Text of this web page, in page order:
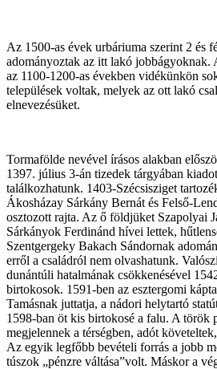
Az 1500-as évek urbáriuma szerint 2 és
adományoztak az itt lakó jobbágyoknak.
az 1100-1200-as években vidékünkön
települések voltak, melyek az ott lakó
elnevezésüket.
Tormafölde nevével írásos alakban
1397. július 3-án tizedek tárgyában
találkozhatunk. 1403-Szécsisziget
Ákosházay Sárkány Bernát és Felső-
osztozott rajta. Az ő földjüket Szapolyai
Sárkányok Ferdinánd hívei lettek,
Szentgergeky Bakach Sándornak
erről a családról nem olvashatunk.
dunántúli hatalmának csökkenésével
birtokosok. 1591-ben az esztergomi
Tamásnak juttatja, a nádori helytartó
1598-ban öt kis birtokosé a falu. A török
megjelennek a térségben, adót
Az egyik legfőbb bevételi forrás a jobb
túszok „pénzre váltása”volt. Máskor a